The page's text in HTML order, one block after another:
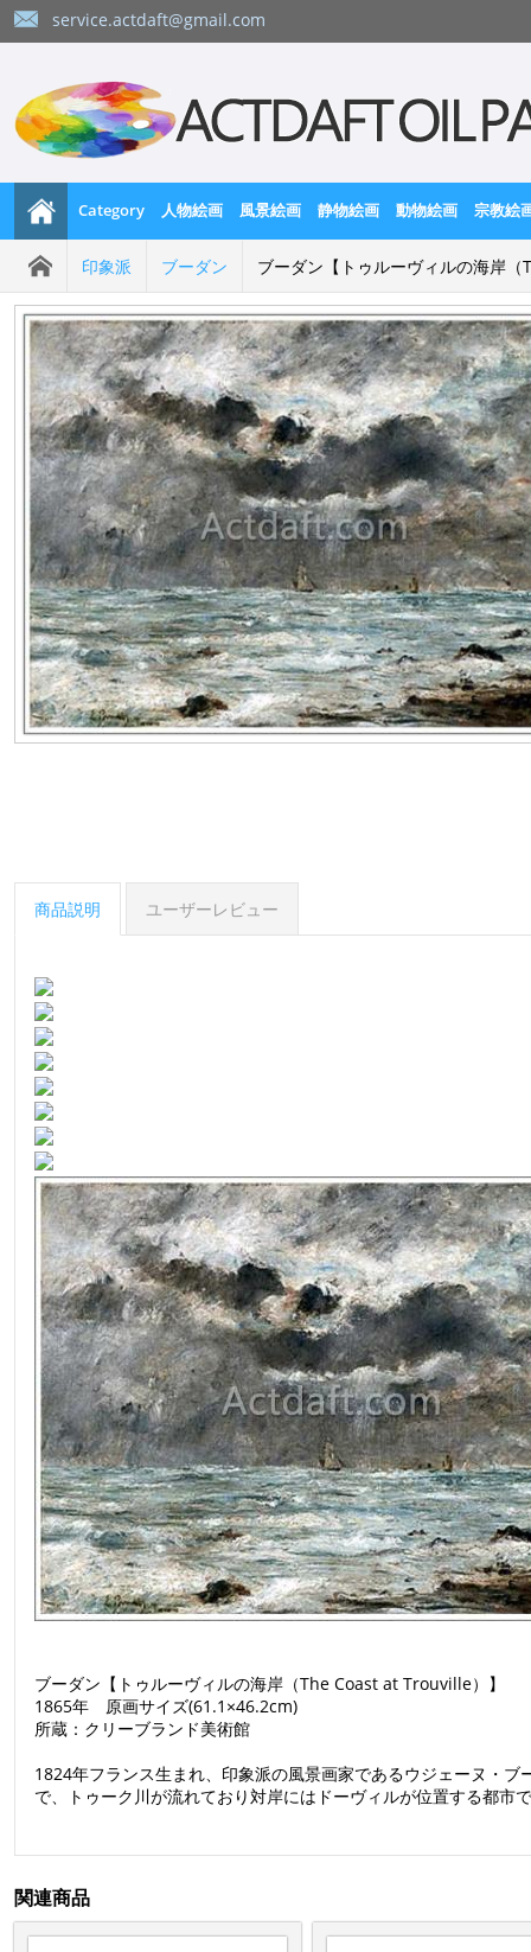
service.actdaft@gmail.com
Category 人物絵画 風景絵画 静物絵画 動物絵画 宗教絵
印象派 ブーダン ブーダン【トゥルーヴィルの海岸
商品説明 ユーザーレビュー
ブーダン【トゥルーヴィルの海岸（The Coast at Trouville）】
1865年 原画サイズ(61.1×46.2cm)
所蔵：クリーブランド美術館
1824年フランス生まれ、印象派の風景画家であるウジェーヌ・
で、トゥーク川が流れており対岸にはドーヴィルが位置する都市
関連商品